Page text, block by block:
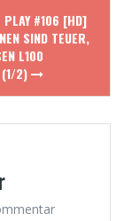
PLAY #106 [HD]
SIND TEUER,
L100
(1/2)